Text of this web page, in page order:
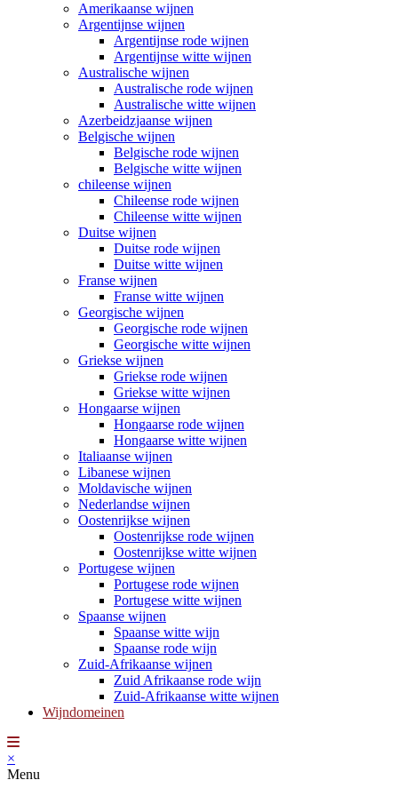
Amerikaanse wijnen
Argentijnse wijnen
Argentijnse rode wijnen
Argentijnse witte wijnen
Australische wijnen
Australische rode wijnen
Australische witte wijnen
Azerbeidzjaanse wijnen
Belgische wijnen
Belgische rode wijnen
Belgische witte wijnen
chileense wijnen
Chileense rode wijnen
Chileense witte wijnen
Duitse wijnen
Duitse rode wijnen
Duitse witte wijnen
Franse wijnen
Franse witte wijnen
Georgische wijnen
Georgische rode wijnen
Georgische witte wijnen
Griekse wijnen
Griekse rode wijnen
Griekse witte wijnen
Hongaarse wijnen
Hongaarse rode wijnen
Hongaarse witte wijnen
Italiaanse wijnen
Libanese wijnen
Moldavische wijnen
Nederlandse wijnen
Oostenrijkse wijnen
Oostenrijkse rode wijnen
Oostenrijkse witte wijnen
Portugese wijnen
Portugese rode wijnen
Portugese witte wijnen
Spaanse wijnen
Spaanse witte wijn
Spaanse rode wijn
Zuid-Afrikaanse wijnen
Zuid Afrikaanse rode wijn
Zuid-Afrikaanse witte wijnen
Wijndomeinen
×
Menu